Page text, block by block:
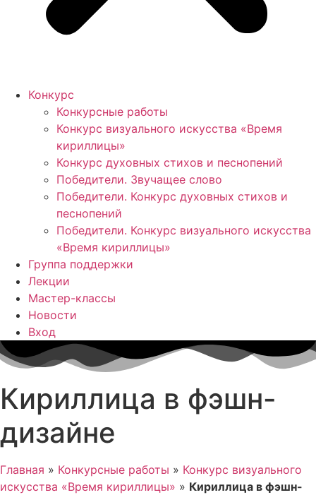
Конкурс
Конкурсные работы
Конкурс визуального искусства «Время
кириллицы»
Конкурс духовных стихов и песнопений
Победители. Звучащее слово
Победители. Конкурс духовных стихов и
песнопений
Победители. Конкурс визуального искусства
«Время кириллицы»
Группа поддержки
Лекции
Мастер-классы
Новости
Вход
Кириллица в фэшн-
дизайне
Главная » Конкурсные работы » Конкурс визуального
искусства «Время кириллицы» » Кириллица в фэшн-